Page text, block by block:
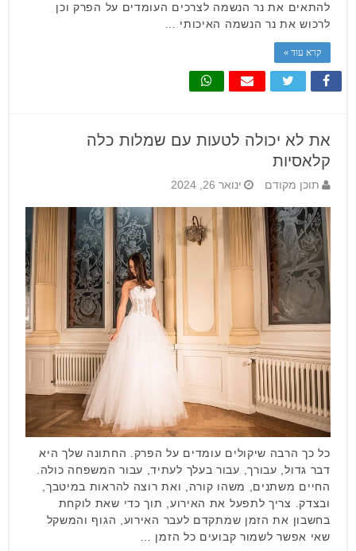
להתאים את נר הנשמה לצרכים העומדים על הפרק וכן
לרכוש את נר הנשמה האיכותי …
קרא עוד »
את לא יכולה לטעות עם שמלות כלה
קלאסיות
תוכן מקודם ינואר 26, 2024
כל כך הרבה שיקולים עומדים על הפרק. החתונה שלך היא
דבר גדול, עבורך, עבור בעלך לעתיד, עבור המשפחה כולה.
החיים משתנים, משהו קורה, ואת רוצה להראות במיטבך,
ובצדק. צריך לתפעל את האירוע, תוך כדי שאת לוקחת
בחשבון את הזמן שמתקדם לעבר האירוע, הגוף והמשקל
שאי אפשר לשמור קבועים כל הזמן …